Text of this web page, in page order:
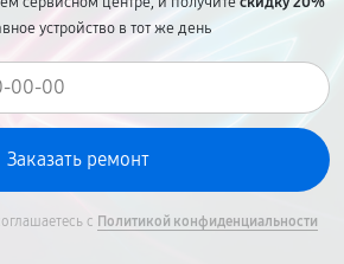
устройство в тот же день
с Политикой конфиденциальности